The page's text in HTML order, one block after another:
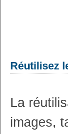
Réutilisez
La
images,